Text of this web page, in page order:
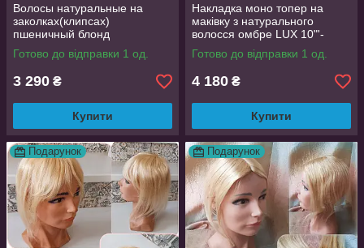
Волосы натуральные на
заколках(клипсах)
пшеничный блонд
REMY18"-18/613
Готово до відправки 1 од.
3 290 ₴
Купити
Накладка моно топер на
маківку з натурального
волосся омбре LUX 10"'-
Y930
Готово до відправки 1 од.
4 180 ₴
Купити
Подарунок Подарунок